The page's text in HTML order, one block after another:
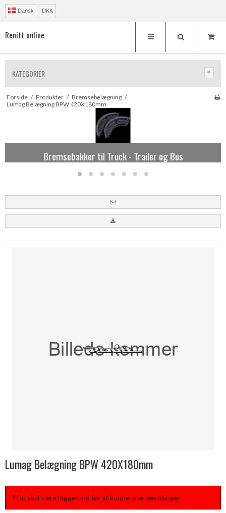
Dansk DKK
Renitt online
KATEGORIER
Forside / Produkter / Bremsebelægning /
Lumag Belægning BPW 420X180mm
Bremsebakker til Truck - Trailer og Bus
Reparationssæt og løsdele til Knorr kaliber
Lumag Belægning BPW 420X180mm
Du skal være logget ind for at kunne lave bestillinger